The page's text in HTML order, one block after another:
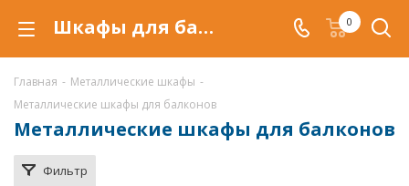
Шкафы для балконов металлические купить по низкой цене в Воронеже, балконные шкафы 0
Главная - Металлические шкафы -
Металлические шкафы для балконов
Металлические шкафы для балконов
Фильтр